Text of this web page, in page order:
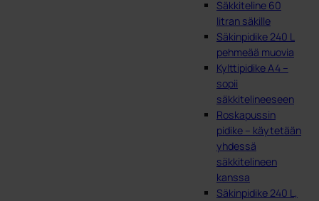
Säkkiteline 60
litran säkille
Säkinpidike 240 L
pehmeää muovia
Kylttipidike A4 –
sopii
säkkitelineeseen
Roskapussin
pidike – käytetään
yhdessä
säkkitelineen
kanssa
Säkinpidike 240 L,